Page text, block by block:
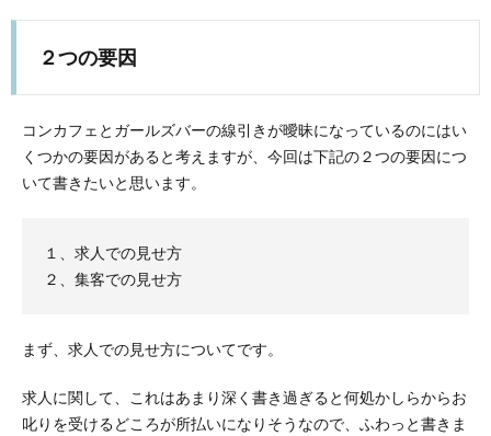
２つの要因
コンカフェとガールズバーの線引きが曖昧になっているのにはい
くつかの要因があると考えますが、今回は下記の２つの要因につ
いて書きたいと思います。
１、求人での見せ方
２、集客での見せ方
まず、求人での見せ方についてです。
求人に関して、これはあまり深く書き過ぎると何処かしらからお
叱りを受けるどころが所払いになりそうなので、ふわっと書きま